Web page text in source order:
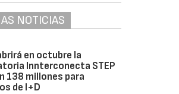
NOTICIAS
en octubre la
Innterconecta STEP
138 millones para
de I+D